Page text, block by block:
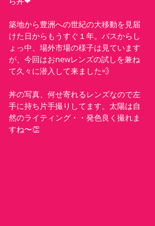
築地から豊洲への世紀の大移動を見届
けた日からもうすぐ１年。バスからし
ょっ中、場外市場の様子は見ています
が、今回はおnewレンズの試しを兼ね
て久々に潜入して来ました💨
丼の写真、何せ寄れるレンズなので左
手に持ち片手撮りしてます。太陽は自
然のライティング・・発色良く撮れま
すね〜👏